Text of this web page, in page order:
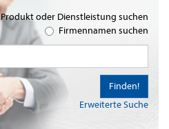
Produkt oder Dienstleistung suchen
Firmennamen suchen
Erweiterte Suche
Finden!